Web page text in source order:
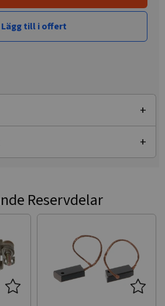
Lägg till i offert
Reservdelar